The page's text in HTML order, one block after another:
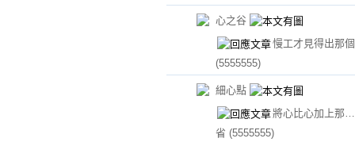
心之谷
慢工才見得出那
(5555555)
細心點
將心比心加上那
省 (5555555)